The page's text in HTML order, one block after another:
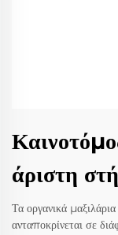
άριστη
Τα οργανικά
ανταποκρίνεται σε